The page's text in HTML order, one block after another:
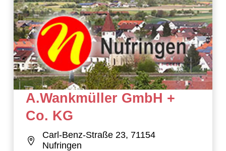
A.Wankmüller GmbH +
Co. KG
Carl-Benz-Straße 23, 71154
Nufringen